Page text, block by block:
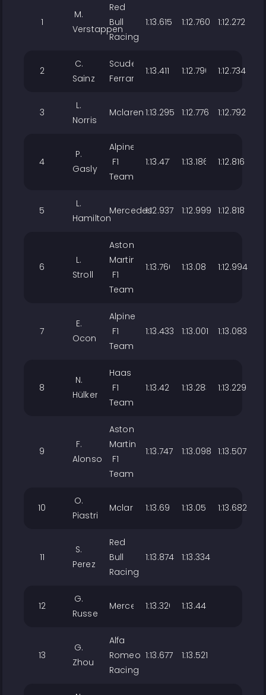
1
M.
Verstappen
Red
Bull
Racing
1:13.615 1:12.760 1:12.272
2
C.
Sainz
Scuderia
Ferrari
1:13.411 1:12.790 1:12.734
3
L.
Norris
Mclaren 1:13.295 1:12.776 1:12.792
4
P.
Gasly
Alpine
F1
Team
1:13.471 1:13.186 1:12.816
5
L.
Hamilton
Mercedes1:12.937 1:12.999 1:12.818
6
L.
Stroll
Aston
Martin
F1
Team
1:13.766 1:13.082 1:12.994
7
E.
Ocon
Alpine
F1
Team
1:13.433 1:13.001 1:13.083
8
N.
Hülkenberg
Haas
F1
Team
1:13.420 1:13.283 1:13.229
9
F.
Alonso
Aston
Martin
F1
Team
1:13.747 1:13.098 1:13.507
10
O.
Piastri
Mclaren 1:13.691 1:13.059 1:13.682
11
S.
Perez
Red
Bull
Racing
1:13.874 1:13.334
12
G.
Russell
Mercedes1:13.326 1:13.447
13
G.
Zhou
Alfa
Romeo
Racing
1:13.677 1:13.521